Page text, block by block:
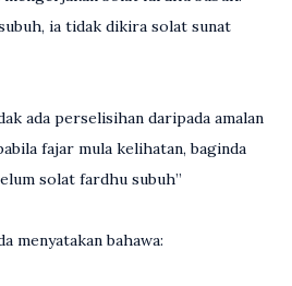
ia tidak dikira solat sunat
ada perselisihan daripada amalan
fajar mula kelihatan, baginda
solat fardhu subuh”
menyatakan bahawa: